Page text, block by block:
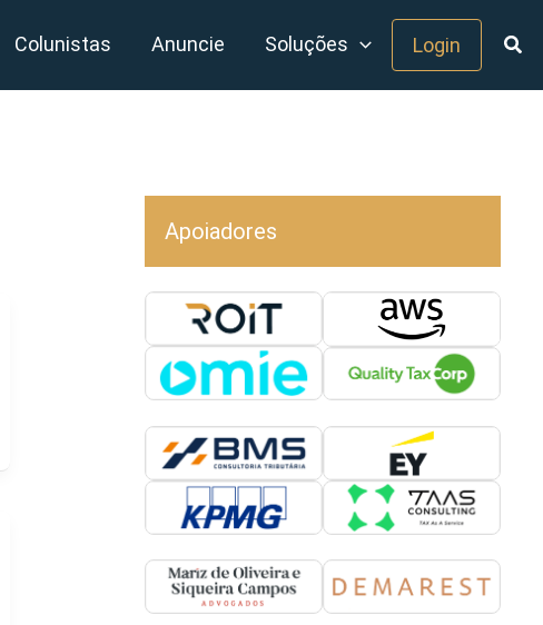
Colunistas Anuncie Soluções Login
Apoiadores